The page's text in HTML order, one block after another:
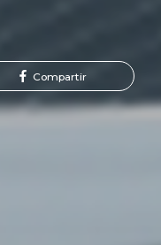
Compartir